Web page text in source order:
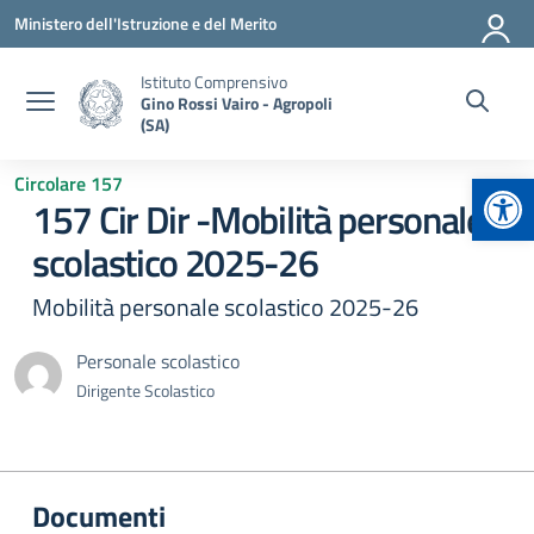
Vai ai contenuti
Vai al menu di navigazione
Vai al footer
Ministero dell'Istruzione e del Merito
Istituto Comprensivo
Gino Rossi Vairo - Agropoli
(SA)
Circolare 157
157 Cir Dir -Mobilità personale
scolastico 2025-26
Mobilità personale scolastico 2025-26
Personale scolastico
Dirigente Scolastico
Documenti